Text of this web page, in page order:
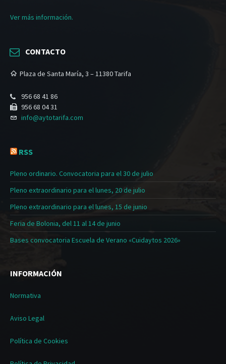
Ver más información.
CONTACTO
Plaza de Santa María, 3 – 11380 Tarifa
956 68 41 86
956 68 04 31
info@aytotarifa.com
RSS
Pleno ordinario. Convocatoria para el 30 de julio
Pleno extraordinario para el lunes, 20 de julio
Pleno extraordinario para el lunes, 15 de junio
Feria de Bolonia, del 11 al 14 de junio
Bases convocatoria Escuela de Verano «Cuidaytos 2026»
INFORMACIÓN
Normativa
Aviso Legal
Política de Cookies